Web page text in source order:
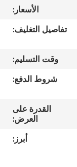
المعمل
الجودة
اتصل
الأسعار:
تفاصيل التغليف:
وقت التسليم:
شروط الدفع:
القدرة على
العرض:
أبرز: